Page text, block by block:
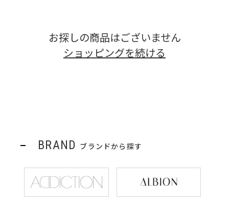
お探しの商品はございません
ショッピングを続ける
BRAND ブランドから探す